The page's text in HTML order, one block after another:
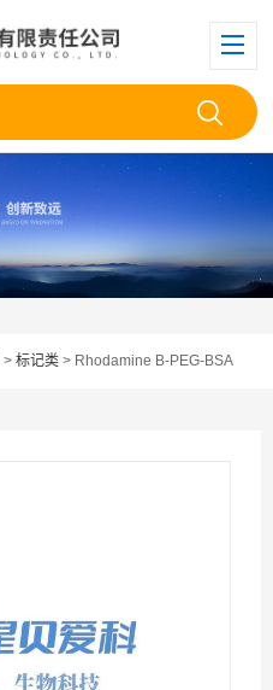
> 标记类 > Rhodamine B-PEG-BSA